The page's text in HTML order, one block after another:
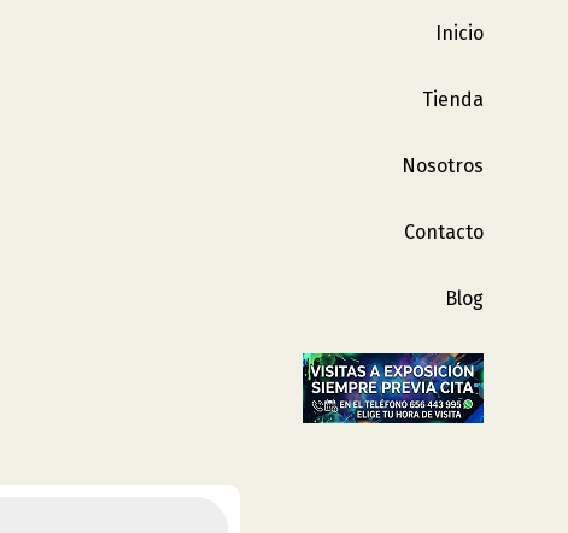
Inicio
Tienda
Nosotros
Contacto
Blog